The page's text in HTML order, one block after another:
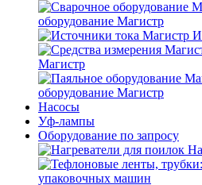
оборудование Магистр
Магистр
оборудование Магистр
Насосы
Уф-лампы
Оборудование по запросу